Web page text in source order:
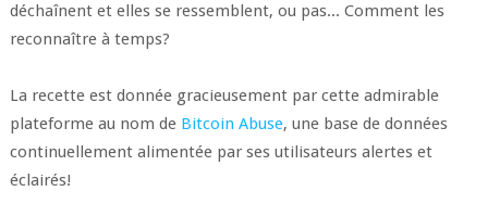
déchaînent et elles se ressemblent, ou pas... Comment les
reconnaître à temps?
La recette est donnée gracieusement par cette admirable
plateforme au nom de Bitcoin Abuse, une base de données
continuellement alimentée par ses utilisateurs alertes et
éclairés!